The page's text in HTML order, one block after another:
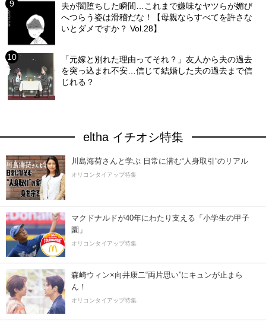
夫が闇堕ちした瞬間…これまで嫌味なヤツらが媚び
へつらう姿は滑稽だな！【母親ならすべてを許さな
いとダメですか？ Vol.28】
「元嫁と別れた理由ってそれ？」友人から夫の過去
を突っ込まれ不安…信じて結婚した夫の過去まで信
じれる？
eltha イチオシ特集
川島海荷さんと学ぶ 日常に潜む“人身取引”のリアル
オリコンタイアップ特集
マクドナルドが40年にわたり支える「小学生の甲子
園」
オリコンタイアップ特集
森崎ウィン×向井康二“両片思い”にキュンが止まら
ん！
オリコンタイアップ特集